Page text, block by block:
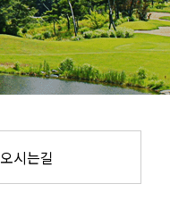
오시는길